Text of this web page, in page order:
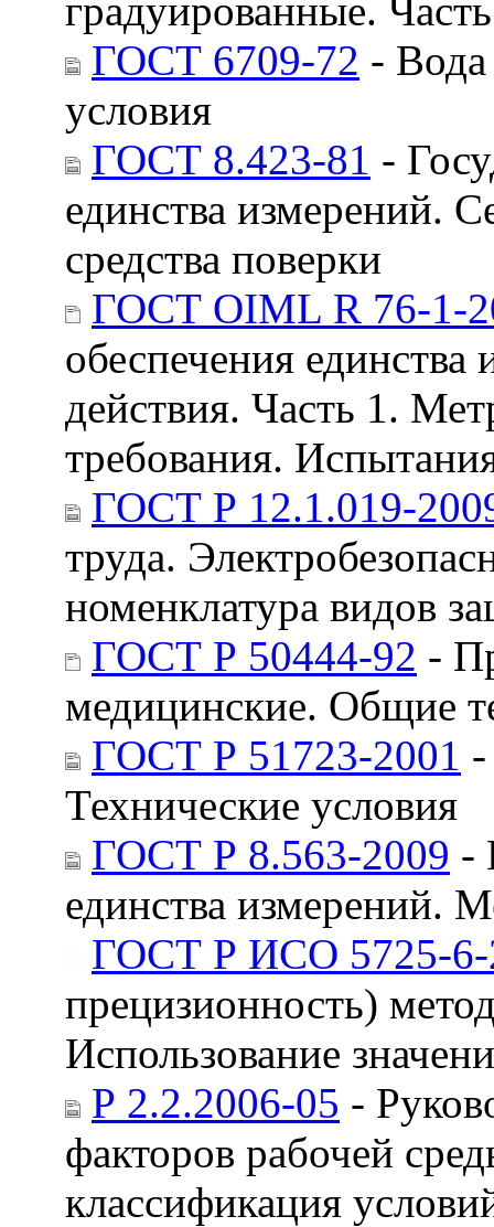
градуированные.
ГОСТ 6709-72 - Вода
условия
ГОСТ 8.423-81 -
единства измерений.
средства поверки
ГОСТ OIML R 76-1-
обеспечения единства
действия. Часть 1.
требования.
ГОСТ Р 12.1.019-
труда.
номенклатура видов
ГОСТ Р 50444-92 -
медицинские. Общие
ГОСТ Р 51723-2001
Технические условия
ГОСТ Р 8.563-2009 -
единства измерений.
ГОСТ Р ИСО 5725-6-
прецизионность)
Использование
Р 2.2.2006-05 -
факторов рабочей
классификация